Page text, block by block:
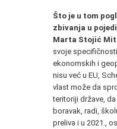
Što je u tom
zbivanja u
Marta Stojić
svoje
ekonomskih i
nisu već u EU,
vlast može da
teritoriji države,
boravak, radi,
preliva i u 2021.,